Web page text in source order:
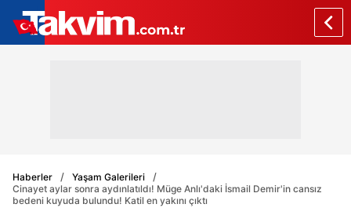
Haberler
Yaşam Galerileri
Cinayet aylar sonra aydınlatıldı! Müge Anlı'daki İsmail Demir'in cansız
bedeni kuyuda bulundu! Katil en yakını çıktı